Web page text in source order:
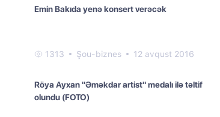
Emin Bakıda yenə konsert verəcək
1313 Şou-biznes 12 avqust 2016
Röya Ayxan "Əməkdar artist" medalı ilə təltif
olundu (FOTO)